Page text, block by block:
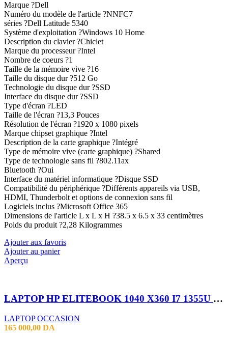
Marque ?Dell
Numéro du modèle de l'article ?NNFC7
séries ?Dell Latitude 5340
Système d'exploitation ?Windows 10 Home
Description du clavier ?Chiclet
Marque du processeur ?Intel
Nombre de coeurs ?1
Taille de la mémoire vive ?16
Taille du disque dur ?512 Go
Technologie du disque dur ?SSD
Interface du disque dur ?SSD
Type d'écran ?LED
Taille de l'écran ?13,3 Pouces
Résolution de l'écran ?1920 x 1080 pixels
Marque chipset graphique ?Intel
Description de la carte graphique ?Intégré
Type de mémoire vive (carte graphique) ?Shared
Type de technologie sans fil ?802.11ax
Bluetooth ?Oui
Interface du matériel informatique ?Disque SSD
Compatibilité du périphérique ?Différents appareils via USB,
HDMI, Thunderbolt et options de connexion sans fil
Logiciels inclus ?Microsoft Office 365
Dimensions de l'article L x L x H ?38.5 x 6.5 x 33 centimètres
Poids du produit ?2,28 Kilogrammes
Ajouter aux favoris
Ajouter au panier
Aperçu
LAPTOP HP ELITEBOOK 1040 X360 I7 1355U 32GB 256SSD 14″TACTILE X360
LAPTOP OCCASION
165 000,00 DA